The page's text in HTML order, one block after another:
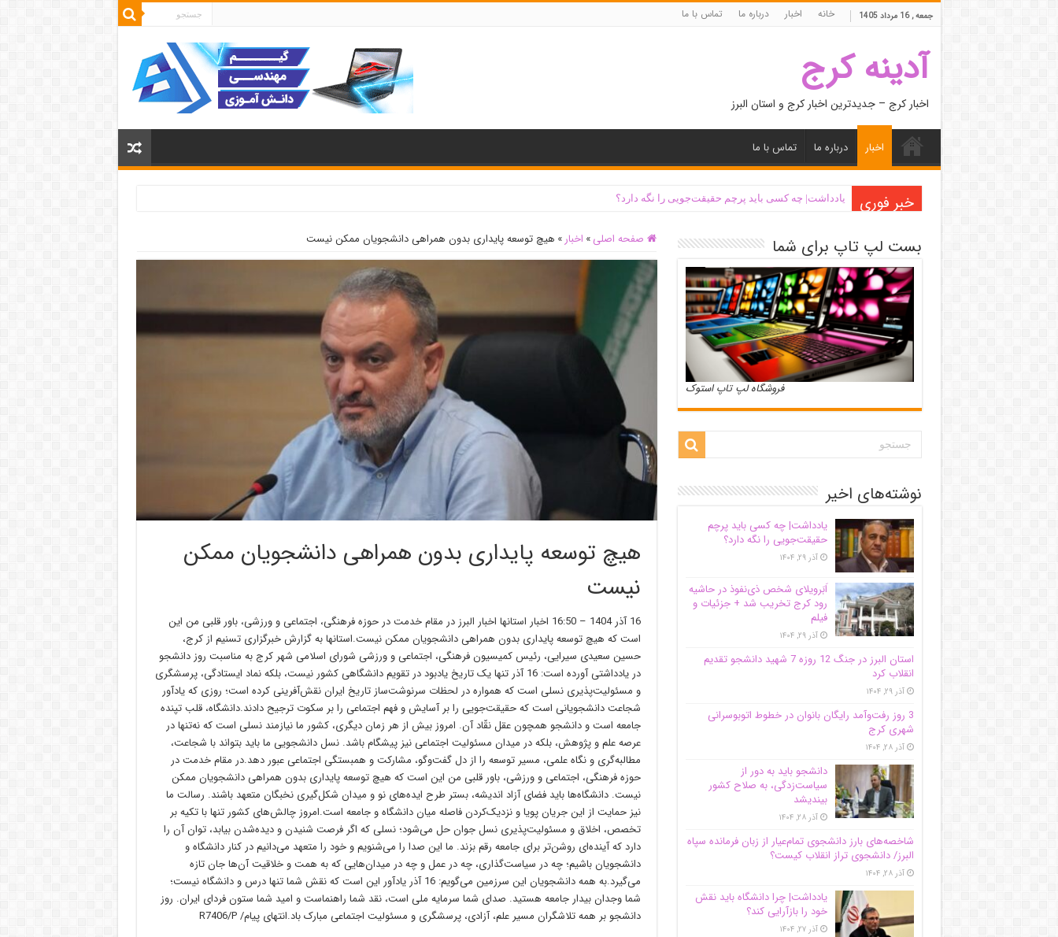
جمعه , 16 مرداد 1405 خانه اخبار درباره ما تماس با ما
آدینه کرج
اخبار کرج – جدیدترین اخبار کرج و استان البرز
اخبار درباره ما تماس با ما
خبر فوری یادداشت| ‌چه کسی باید پرچم حقیقت‌جویی را نگه دارد؟
صفحه اصلی » اخبار » هیچ توسعه پایداری بدون همراهی دانشجویان ممکن نیست
هیچ توسعه پایداری بدون همراهی دانشجویان ممکن
نیست
16 آذر 1404 – 16:50 اخبار استانها اخبار البرز در مقام خدمت در حوزه فرهنگی، اجتماعی و ورزشی، باور قلبی من این
است که هیچ توسعه پایداری بدون همراهی دانشجویان ممکن نیست.استانها به گزارش خبرگزاری تسنیم از کرج،
حسین سعیدی سیرایی، رئیس کمیسیون فرهنگی، اجتماعی و ورزشی شورای اسلامی شهر کرج به مناسبت روز دانشجو
در یادداشتی آورده است: 16 آذر تنها یک تاریخ یادبود در تقویم دانشگاهی کشور نیست، بلکه نماد ایستادگی، پرسشگری
و مسئولیت‌پذیری نسلی است که همواره در لحظات سرنوشت‌ساز تاریخ ایران نقش‌آفرینی کرده است؛ روزی که یادآور
شجاعت دانشجویانی است که حقیقت‌جویی را بر آسایش و فهم اجتماعی را بر سکوت ترجیح دادند.دانشگاه، قلب تپنده
جامعه است و دانشجو همچون عقل نقّاد آن. امروز بیش از هر زمان دیگری، کشور ما نیازمند نسلی است که نه‌تنها در
عرصه علم و پژوهش، بلکه در میدان مسئولیت اجتماعی نیز پیشگام باشد. نسل دانشجویی ما باید بتواند با شجاعت،
مطالبه‌گری و نگاه علمی، مسیر توسعه را از دل گفت‌وگو، مشارکت و همبستگی اجتماعی عبور دهد.در مقام خدمت در
حوزه فرهنگی، اجتماعی و ورزشی، باور قلبی من این است که هیچ توسعه پایداری بدون همراهی دانشجویان ممکن
نیست. دانشگاه‌ها باید فضای آزاد اندیشه، بستر طرح ایده‌های نو و میدان شکل‌گیری نخبگان متعهد باشند. رسالت ما
نیز حمایت از این جریان پویا و نزدیک‌کردن فاصله میان دانشگاه و جامعه است.امروز چالش‌های کشور تنها با تکیه بر
تخصص، اخلاق و مسئولیت‌پذیری نسل جوان حل می‌شود؛ نسلی که اگر فرصت شنیدن و دیده‌شدن بیابد، توان آن را
دارد که آینده‌ای روشن‌تر برای جامعه رقم بزند. ما این صدا را می‌شنویم و خود را متعهد می‌دانیم در کنار دانشگاه و
دانشجویان باشیم؛ چه در سیاست‌گذاری، چه در عمل و چه در میدان‌هایی که به همت و خلاقیت آن‌ها جان تازه
می‌گیرد.به همه دانشجویان این سرزمین می‌گویم: 16 آذر یادآور این است که نقش شما تنها درس و دانشگاه نیست؛
شما وجدان بیدار جامعه هستید. صدای شما سرمایه ملی است، نقد شما راهنماست و امید شما ستون فردای ایران. روز
دانشجو بر همه تلاشگران مسیر علم، آزادی، پرسشگری و مسئولیت اجتماعی مبارک باد.انتهای پیام/ R7406/P
بست لپ تاپ برای شما
فروشگاه لپ تاپ استوک
نوشته‌های اخیر
یادداشت| ‌چه کسی باید پرچم
حقیقت‌جویی را نگه دارد؟
آذر ۲۹, ۱۴۰۴
اَبَر‌ویلای شخص ذی‌نفوذ در حاشیه‌
رود کرج تخریب شد + جزئیات و
فیلم
آذر ۲۹, ۱۴۰۴
استان البرز در جنگ 12 روزه 7 شهید دانشجو تقدیم
انقلاب کرد
آذر ۲۹, ۱۴۰۴
3 روز رفت‌وآمد رایگان بانوان در خطوط اتوبوسرانی
شهری کرج
آذر ۲۸, ۱۴۰۴
دانشجو باید به دور از
سیاست‌زدگی، به صلاح کشور
بیندیشد
آذر ۲۸, ۱۴۰۴
شاخصه‌های بارز دانشجوی تمام‌عیار از زبان فرمانده سپاه
البرز/ دانشجوی تراز انقلاب کیست؟
آذر ۲۸, ۱۴۰۴
یادداشت| چرا دانشگاه باید نقش
خود را بازآرایی کند؟
آذر ۲۷, ۱۴۰۴